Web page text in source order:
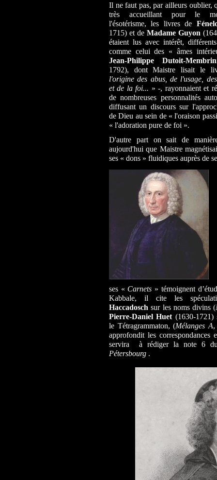
Il ne faut pas, par ailleurs oublier,
très accueillant pour le
l'ésotérisme, les livres de
1715) et de Madame Guyon
étaient lus avec intérêt,
comme celui des « âmes
Jean-Philippe Dutoit-
1792), dont Maistre lisait le
l'origine des abus, de l'usage,
et de la foi... » -, rayonnaient et
de nombreuses personnalités
diffusant un discours sur
de Dieu au sein de « l'oraison
« l'adoration pure de foi ».
D'autre part on sait de
aujourd'hui que Maistre
ses « dons » fluidiques auprès de
ses « Carnets » témoignent
Kabbale, il cite les
Haccadosch sur les noms divins (
Pierre-Daniel Huet(1630-1721)
le Tétragrammaton, (Mélanges A,
approfondit les correspondances
servira
à rédiger la note 6
Pétersbourg .